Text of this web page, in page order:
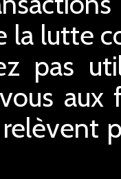
la lutte
pas
aux